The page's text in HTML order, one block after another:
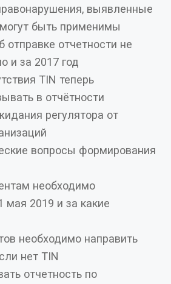
могут быть применимы
отправке отчетности не
2018, но и за 2017 год
TIN теперь
указывать в отчётности
регулятора от
организаций
необходимо
необходимо направить
нет TIN
отчетность по